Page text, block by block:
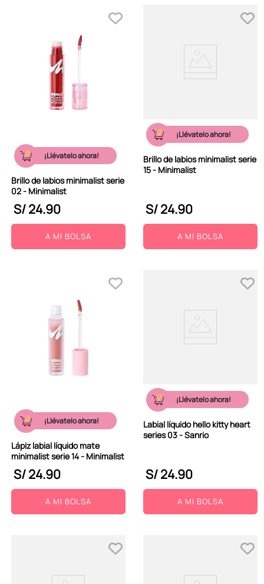
¡Llévatelo ahora!
Brillo de labios minimalist serie
02 - Minimalist
S/24.90
A MI BOLSA
¡Llévatelo ahora!
Brillo de labios minimalist serie
15 - Minimalist
S/24.90
A MI BOLSA
¡Llévatelo ahora!
Lápiz labial líquido mate
minimalist serie 14 - Minimalist
S/24.90
A MI BOLSA
¡Llévatelo ahora!
Labial líquido hello kitty heart
series 03 - Sanrio
S/24.90
A MI BOLSA